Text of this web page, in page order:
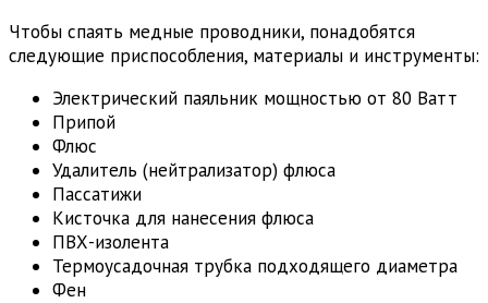
Чтобы спаять медные проводники, понадобятся
следующие приспособления, материалы и инструменты:
Электрический паяльник мощностью от 80 Ватт
Припой
Флюс
Удалитель (нейтрализатор) флюса
Пассатижи
Кисточка для нанесения флюса
ПВХ-изолента
Термоусадочная трубка подходящего диаметра
Фен